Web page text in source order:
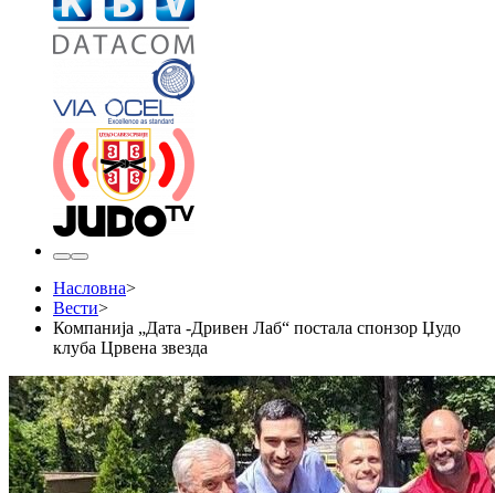
Насловна>
Вести>
Компанија „Дата -Дривен Лаб“ постала спонзор Џудо
клуба Црвена звезда